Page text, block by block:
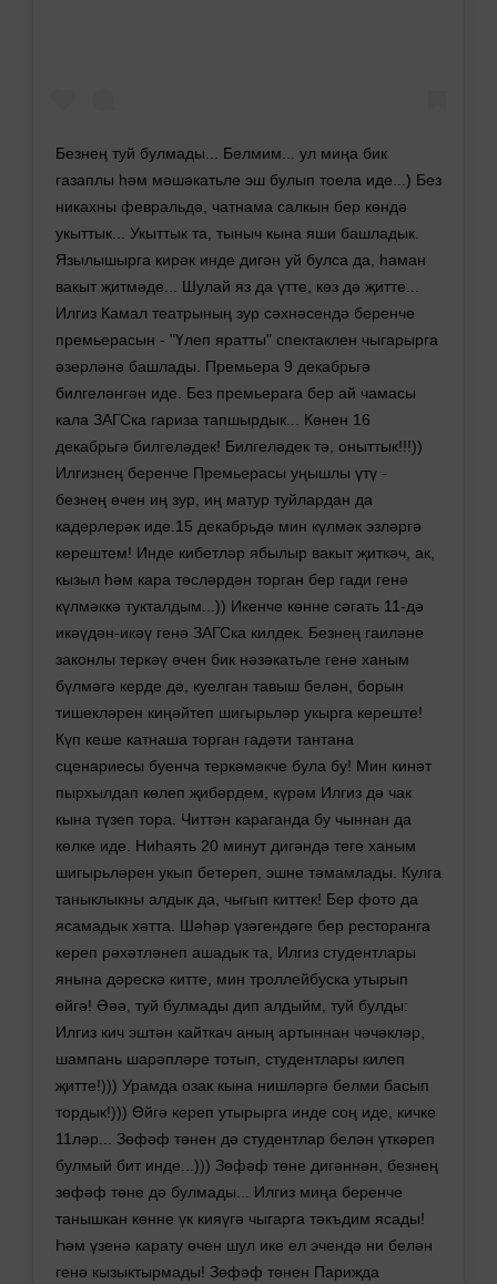
Безнең туй булмады... Белмим... ул миңа бик
газаплы һәм мәшәкатьле эш булып тоела иде...) Без
никахны февральдә, чатнама салкын бер көндә
укыттык... Укыттык та, тыныч кына яши башладык.
Язылышырга кирәк инде дигән уй булса да, һаман
вакыт җитмәде... Шулай яз да үтте, көз дә җитте...
Илгиз Камал театрының зур сәхнәсендә беренче
премьерасын - "Үлеп яратты" спектаклен чыгарырга
әзерләнә башлады. Премьера 9 декабрьгә
билгеләнгән иде. Без премьерага бер ай чамасы
кала ЗАГСка гариза тапшырдык... Көнен 16
декабрьгә билгеләдек! Билгеләдек тә, оныттык!!!))
Илгизнең беренче Премьерасы уңышлы үтү -
безнең өчен иң зур, иң матур туйлардан да
кадерлерәк иде.15 декабрьдә мин күлмәк эзләргә
керештем! Инде кибетләр ябылыр вакыт җиткәч, ак,
кызыл һәм кара төсләрдән торган бер гади генә
күлмәккә тукталдым...)) Икенче көнне сәгать 11-дә
икәүдән-икәү генә ЗАГСка килдек. Безнең гаиләне
законлы теркәү өчен бик нәзәкатьле генә ханым
бүлмәгә керде дә, куелган тавыш белән, борын
тишекләрен киңәйтеп шигырьләр укырга кереште!
Күп кеше катнаша торган гадәти тантана
сценариесы буенча теркәмәкче була бу! Мин кинәт
пырхылдап көлеп җибәрдем, күрәм Илгиз дә чак
кына түзеп тора. Читтән караганда бу чыннан да
көлке иде. Ниһаять 20 минут дигәндә теге ханым
шигырьләрен укып бетереп, эшне тәмамлады. Кулга
таныклыкны алдык да, чыгып киттек! Бер фото да
ясамадык хәтта. Шәһәр үзәгендәге бер ресторанга
кереп рәхәтләнеп ашадык та, Илгиз студентлары
янына дәрескә китте, мин троллейбуска утырып
өйгә! Әәә, туй булмады дип алдыйм, туй булды:
Илгиз кич эштән кайткач аның артыннан чәчәкләр,
шампань шарәпләре тотып, студентлары килеп
җитте!))) Урамда озак кына нишләргә белми басып
тордык!))) Өйгә кереп утырырга инде соң иде, кичке
11ләр... Зөфәф төнен дә студентлар белән үткәреп
булмый бит инде...))) Зөфәф төне дигәннән, безнең
зөфәф төне дә булмады... Илгиз миңа беренче
танышкан көнне үк кияүгә чыгарга тәкъдим ясады!
Һәм үзенә карату өчен шул ике ел эчендә ни белән
генә кызыктырмады! Зөфәф төнен Парижда